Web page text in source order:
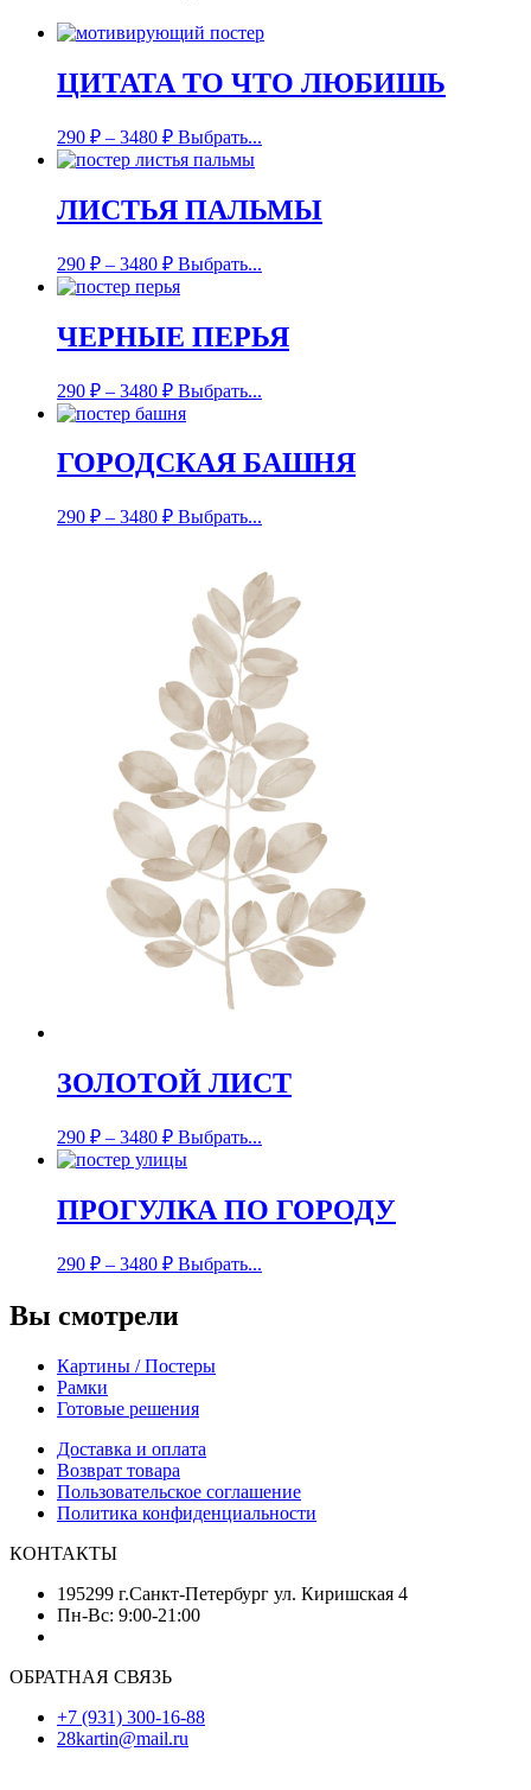
ЦИТАТА ТО ЧТО ЛЮБИШЬ
290 ₽ – 3480 ₽ Выбрать...
ЛИСТЬЯ ПАЛЬМЫ
290 ₽ – 3480 ₽ Выбрать...
ЧЕРНЫЕ ПЕРЬЯ
290 ₽ – 3480 ₽ Выбрать...
ГОРОДСКАЯ БАШНЯ
290 ₽ – 3480 ₽ Выбрать...
ЗОЛОТОЙ ЛИСТ
290 ₽ – 3480 ₽ Выбрать...
ПРОГУЛКА ПО ГОРОДУ
290 ₽ – 3480 ₽ Выбрать...
Вы смотрели
Картины / Постеры
Рамки
Готовые решения
Доставка и оплата
Возврат товара
Пользовательское соглашение
Политика конфиденциальности
КОНТАКТЫ
195299 г.Санкт-Петербург ул. Киришская 4
Пн-Вс: 9:00-21:00
ОБРАТНАЯ СВЯЗЬ
+7 (931) 300-16-88
28kartin@mail.ru